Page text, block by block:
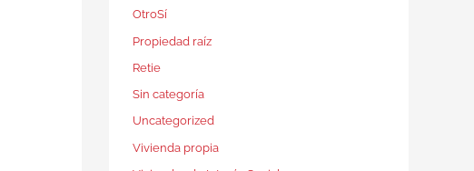
OtroSí
Propiedad raíz
Retie
Sin categoría
Uncategorized
Vivienda propia